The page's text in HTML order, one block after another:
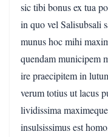
sic tibi bonus ex tua
in quo vel Salisubsali
munus hoc mihi
quendam municipem
ire praecipitem in
verum totius ut lacus
lividissima
insulsissimus est